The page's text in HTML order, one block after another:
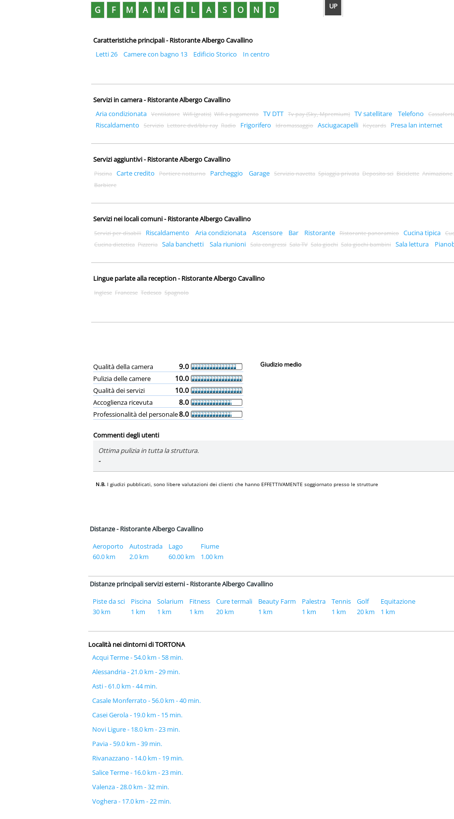
UP
G F M A M G L A S O N D
Caratteristiche principali - Ristorante Albergo Cavallino
Letti 26
Camere con bagno 13 Edificio Storico In centro
Servizi in camera - Ristorante Albergo Cavallino
Aria condizionata Ventilatore Wifi (gratis) Wifi a pagamento TV DTT Tv pay (Sky, Mpremium) TV satellitare Telefono
Riscaldamento Servizio Lettore dvd/blu-ray Radio Frigorifero Idromassaggio Asciugacapelli Keycards Presa lan internet
Servizi aggiuntivi - Ristorante Albergo Cavallino
Piscina Carte credito Portiere notturno Parcheggio Garage Servizio navetta Spiaggia privata Deposito sci Biciclette Animazione
Barbiere
Servizi nei locali comuni - Ristorante Albergo Cavallino
Servizi per disabili Riscaldamento Aria condizionata Ascensore Bar Ristorante Ristorante panoramico Cucina tipica
Cucina dietetica Pizzeria Sala banchetti Sala riunioni Sala congressi Sala TV Sala giochi Sala giochi bambini Sala lettura
Lingue parlate alla reception - Ristorante Albergo Cavallino
Inglese Francese Tedesco Spagnolo
Qualità della camera 9.0
Pulizia delle camere 10.0
Qualità dei servizi 10.0
Accoglienza ricevuta 8.0
Professionalità del personale8.0
Giudizio medio
Commenti degli utenti
Ottima pulizia in tutta la struttura.
-
N.B. I giudizi pubblicati, sono libere valutazioni dei clienti che hanno EFFETTIVAMENTE soggiornato presso le strutture
Distanze - Ristorante Albergo Cavallino
Aeroporto
60.0 km
Autostrada
2.0 km
Lago
60.00 km
Fiume
1.00 km
Distanze principali servizi esterni - Ristorante Albergo Cavallino
Piste da sci
30 km
Piscina
1 km
Solarium
1 km
Fitness
1 km
Cure termali
20 km
Beauty Farm
1 km
Palestra
1 km
Tennis
1 km
Golf
20 km
Equitazione
1 km
Località nei dintorni di TORTONA
Acqui Terme - 54.0 km - 58 min.
Alessandria - 21.0 km - 29 min.
Asti - 61.0 km - 44 min.
Casale Monferrato - 56.0 km - 40 min.
Casei Gerola - 19.0 km - 15 min.
Novi Ligure - 18.0 km - 23 min.
Pavia - 59.0 km - 39 min.
Rivanazzano - 14.0 km - 19 min.
Salice Terme - 16.0 km - 23 min.
Valenza - 28.0 km - 32 min.
Voghera - 17.0 km - 22 min.